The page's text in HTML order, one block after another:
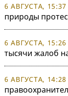
6 АВГУСТА, 15:37
природы
6 АВГУСТА, 15:26
тысячи жалоб
6 АВГУСТА, 14:28